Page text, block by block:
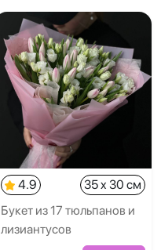
4.9
35 x 30 см
Букет из 17 тюльпанов и
лизиантусов